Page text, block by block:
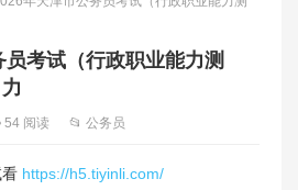
考试（行政职业能力测
阅读 📂 公务员
https://h5.tiyinli.com/